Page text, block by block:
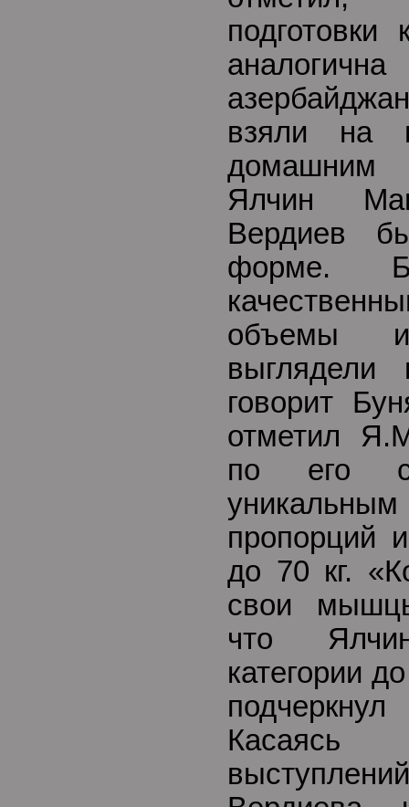
взяли на
домашним
Ялчин
Вердиев
форме.
объемы
выглядели
говорит
отметил
по его
пропорций
до 70 кг.
свои
что
категории